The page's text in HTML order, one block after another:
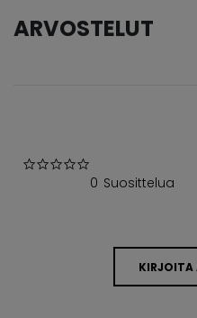
ARVOSTELUT
0 Suosittelua
KIRJOITA